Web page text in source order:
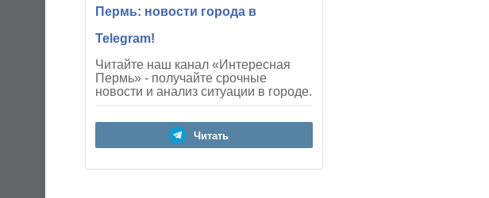
Пермь: новости города в
Telegram!
Читайте наш канал «Интересная
Пермь» - получайте срочные
новости и анализ ситуации в городе.
Читать